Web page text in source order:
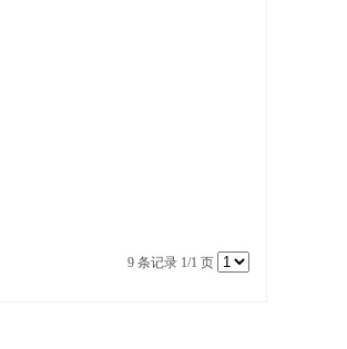
9 条记录 1/1 页